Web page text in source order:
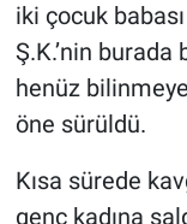
iki çocuk
Ş.K.’nin
henüz
öne sürüldü.
Kısa sürede
genç kadına